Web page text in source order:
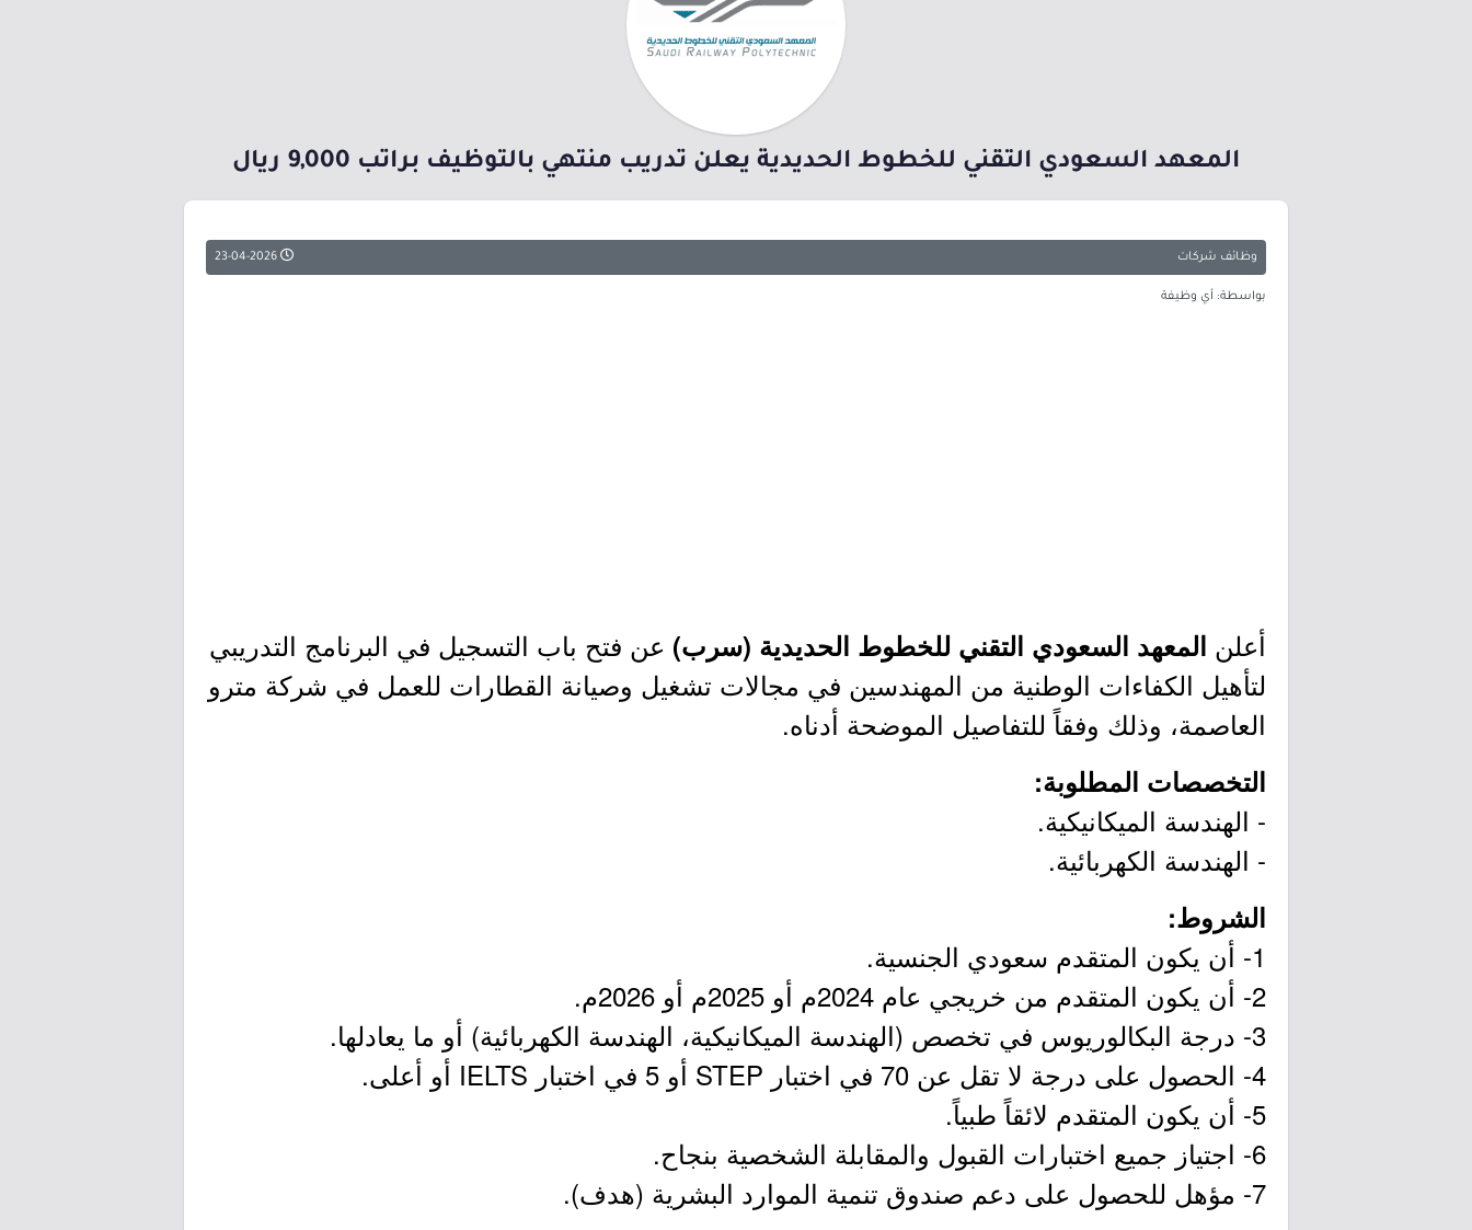
المعهد السعودي التقني للخطوط الحديدية يعلن تدريب منتهي بالتوظيف براتب 9,000 ريال
وظائف شركات
بواسطة: أي وظيفة
أعلن المعهد السعودي التقني للخطوط الحديدية (سرب) عن فتح باب التسجيل في البرنامج التدريبي
لتأهيل الكفاءات الوطنية من المهندسين في مجالات تشغيل وصيانة القطارات للعمل في شركة مترو
العاصمة، وذلك وفقاً للتفاصيل الموضحة أدناه.
التخصصات المطلوبة:
- الهندسة الميكانيكية.
- الهندسة الكهربائية.
الشروط:
1- أن يكون المتقدم سعودي الجنسية.
2- أن يكون المتقدم من خريجي عام 2024م أو 2025م أو 2026م.
3- درجة البكالوريوس في تخصص (الهندسة الميكانيكية، الهندسة الكهربائية) أو ما يعادلها.
4- الحصول على درجة لا تقل عن 70 في اختبار STEP أو 5 في اختبار IELTS أو أعلى.
5- أن يكون المتقدم لائقاً طبياً.
6- اجتياز جميع اختبارات القبول والمقابلة الشخصية بنجاح.
7- مؤهل للحصول على دعم صندوق تنمية الموارد البشرية (هدف).